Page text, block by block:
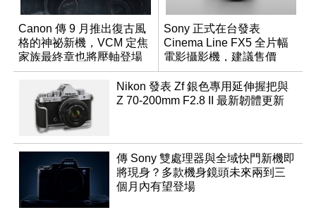
Canon 傳 9 月推出復古風
格的神祕新機，VCM 定焦
家族最終章也將壓軸登場
Sony 正式在台發表
Cinema Line FX5 全片幅
電影攝影機，建議售價
NT$144,980
Nikon 發表 Zf 銀色專用延伸握把與
Z 70-200mm F2.8 II 最新韌體更新
傳 Sony 雙處理器與全域快門新機即
將現身？多款機身鏡頭未來兩到三
個月內有望登場